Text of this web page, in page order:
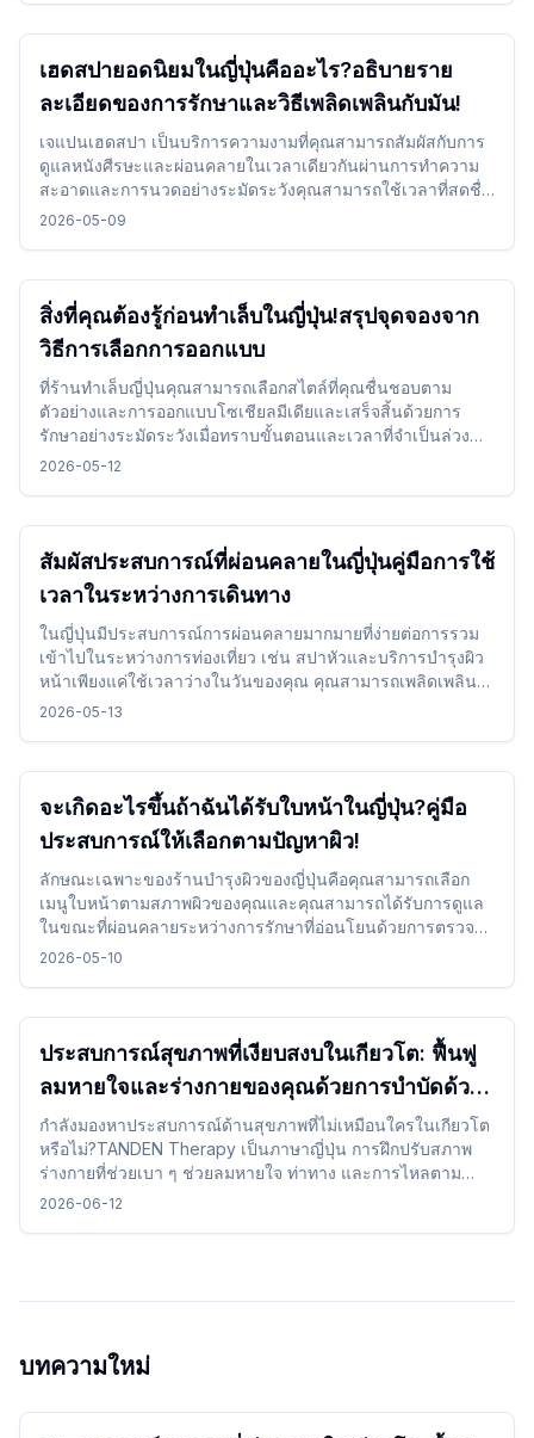
เฮดสปายอดนิยมในญี่ปุ่นคืออะไร?อธิบายราย
ละเอียดของการรักษาและวิธีเพลิดเพลินกับมัน!
เจแปนเฮดสปา เป็นบริการความงามที่คุณสามารถสัมผัสกับการ
ดูแลหนังศีรษะและผ่อนคลายในเวลาเดียวกันผ่านการทำความ
สะอาดและการนวดอย่างระมัดระวังคุณสามารถใช้เวลาที่สดชื่น
โดยเลือกเมนูตามวัตถุประสงค์ของคุณและรวมไว้ระหว่างการ
2026-05-09
สิ่งที่คุณต้องรู้ก่อนทำเล็บในญี่ปุ่น!สรุปจุดจองจาก
วิธีการเลือกการออกแบบ
ที่ร้านทำเล็บญี่ปุ่นคุณสามารถเลือกสไตล์ที่คุณชื่นชอบตาม
ตัวอย่างและการออกแบบโซเชียลมีเดียและเสร็จสิ้นด้วยการ
รักษาอย่างระมัดระวังเมื่อทราบขั้นตอนและเวลาที่จำเป็นล่วง
หน้าคุณสามารถเพลิดเพลินไปกับประสบการณ์เล็บได้โดยไม่ยาก
2026-05-12
สัมผัสประสบการณ์ที่ผ่อนคลายในญี่ปุ่นคู่มือการใช้
เวลาในระหว่างการเดินทาง
ในญี่ปุ่นมีประสบการณ์การผ่อนคลายมากมายที่ง่ายต่อการรวม
เข้าไปในระหว่างการท่องเที่ยว เช่น สปาหัวและบริการบำรุงผิว
หน้าเพียงแค่ใช้เวลาว่างในวันของคุณ คุณสามารถเพลิดเพลิน
กับการเดินทางของคุณในขณะที่เปลี่ยนอารมณ์ของคุณได้โดย
2026-05-13
จะเกิดอะไรขึ้นถ้าฉันได้รับใบหน้าในญี่ปุ่น?คู่มือ
ประสบการณ์ให้เลือกตามปัญหาผิว!
ลักษณะเฉพาะของร้านบำรุงผิวของญี่ปุ่นคือคุณสามารถเลือก
เมนูใบหน้าตามสภาพผิวของคุณและคุณสามารถได้รับการดูแล
ในขณะที่ผ่อนคลายระหว่างการรักษาที่อ่อนโยนด้วยการตรวจ
สอบและเลือกรายละเอียดการรักษาเวลาและบรรยากาศร้าน
2026-05-10
ประสบการณ์สุขภาพที่เงียบสงบในเกียวโต: ฟื้นฟู
ลมหายใจและร่างกายของคุณด้วยการบำบัดด้วย
TANDEN Therapy
กำลังมองหาประสบการณ์ด้านสุขภาพที่ไม่เหมือนใครในเกียวโต
หรือไม่?TANDEN Therapy เป็นภาษาญี่ปุ่น การฝึกปรับสภาพ
ร่างกายที่ช่วยเบา ๆ ช่วยลมหายใจ ท่าทาง และการไหลตาม
ธรรมชาติของร่างกาย ร่างกายมันมอบโอกาสที่ไม่เหมือนใครใน
2026-06-12
บทความใหม่